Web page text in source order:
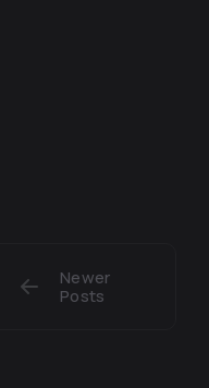
Newer
Posts